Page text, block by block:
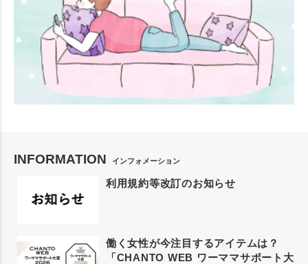
INFORMATION インフォメーション
利用規約等改訂のお知らせ
働く女性が今注目するアイテムは？
「CHANTO WEB ワーママサポート大